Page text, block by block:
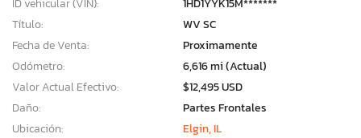
Título:
WV SC
Fecha de Venta:
Proximamente
Odómetro:
6,616 mi (Actual)
Valor Actual Efectivo:
$12,495 USD
Daño:
Partes Frontales
Ubicación:
Elgin, IL